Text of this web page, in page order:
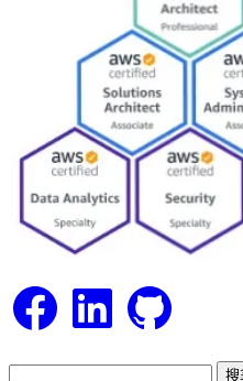
FacebookLinkedIn GitHub